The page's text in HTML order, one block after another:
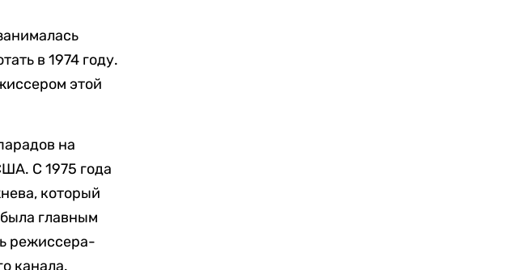
в 1974 году.
этой
на
С 1975 года
который
главным
режиссера-
канала.